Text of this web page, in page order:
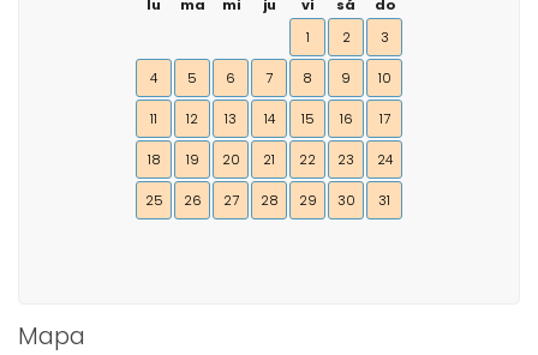
lu
ma mi ju vi sá
do
1
2 3
4 5 6 7 8 9 10
11 12 13 14 15 16 17
18 19 20 21 22 23 24
25 26 27 28 29 30 31
Mapa